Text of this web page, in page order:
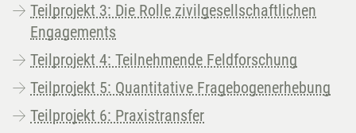
Teilprojekt 3: Die Rolle zivilgesellschaftlichen
Engagements
Teilprojekt 4: Teilnehmende Feldforschung
Teilprojekt 5: Quantitative Fragebogenerhebung
Teilprojekt 6: Praxistransfer